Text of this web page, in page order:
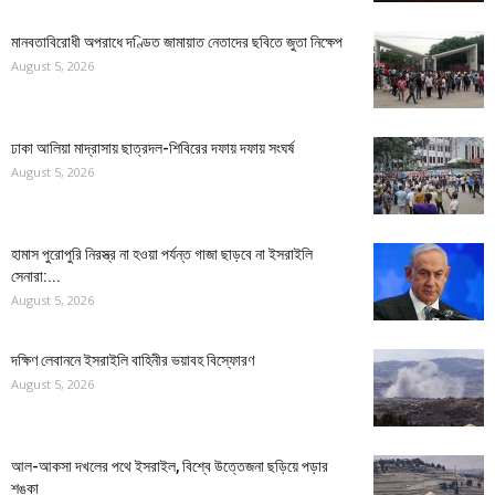
মানবতাবিরোধী অপরাধে দণ্ডিত জামায়াত নেতাদের ছবিতে জুতা নিক্ষেপ
August 5, 2026
ঢাকা আলিয়া মাদ্রাসায় ছাত্রদল-শিবিরের দফায় দফায় সংঘর্ষ
August 5, 2026
হামাস পুরোপুরি নিরস্ত্র না হওয়া পর্যন্ত গাজা ছাড়বে না ইসরাইলি
সেনারা:...
August 5, 2026
দক্ষিণ লেবাননে ইসরাইলি বাহিনীর ভয়াবহ বিস্ফোরণ
August 5, 2026
আল-আকসা দখলের পথে ইসরাইল, বিশ্বে উত্তেজনা ছড়িয়ে পড়ার
শঙ্কা